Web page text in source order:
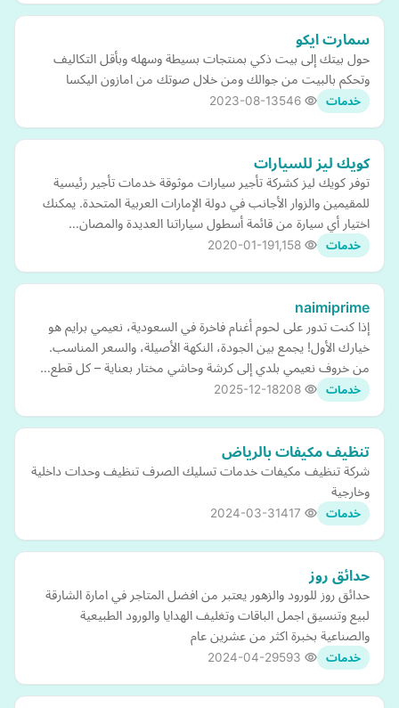
سمارت ايكو
حول بيتك إلى بيت ذكي بمنتجات بسيطة وسهله وبأقل التكاليف
وتحكم بالبيت من جوالك ومن خلال صوتك من امازون اليكسا
خدمات 2023-08-13
كويك ليز للسيارات
توفر كويك ليز كشركة تأجير سيارات موثوقة خدمات تأجير رئيسية
للمقيمين والزوار الأجانب في دولة الإمارات العربية المتحدة. يمكنك
اختيار أي سيارة من قائمة أسطول سياراتنا العديدة والمصان…
خدمات 2020-01-19
naimiprime
إذا كنت تدور على لحوم أغنام فاخرة في السعودية، نعيمي برايم هو
خيارك الأول! يجمع بين الجودة، النكهة الأصيلة، والسعر المناسب.
من خروف نعيمي بلدي إلى كرشة وحاشي مختار بعناية – كل قطع…
خدمات 2025-12-18
تنظيف مكيفات بالرياض
شركة تنظيف مكيفات خدمات تسليك الصرف تنظيف وحدات داخلية
وخارجية
خدمات 2024-03-31
حدائق روز
حدائق روز للورود والزهور يعتبر من افضل المتاجر في امارة الشارقة
لبيع وتنسيق اجمل الباقات وتغليف الهدايا والورود الطبيعية
والصناعية بخبرة اكثر من عشرين عام
خدمات 2024-04-29